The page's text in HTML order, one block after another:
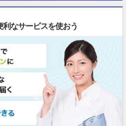
なサービスを使おう